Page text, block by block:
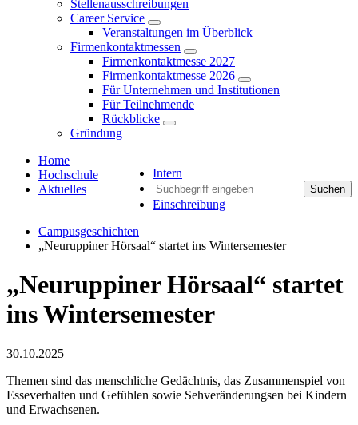
Stellenausschreibungen
Career Service
Veranstaltungen im Überblick
Firmenkontaktmessen
Firmenkontaktmesse 2027
Firmenkontaktmesse 2026
Für Unternehmen und Institutionen
Für Teilnehmende
Rückblicke
Gründung
Intern
Suchen
Einschreibung
Home
Hochschule
Aktuelles
Campusgeschichten
„Neuruppiner Hörsaal“ startet ins Wintersemester
„Neuruppiner Hörsaal“ startet
ins Wintersemester
30.10.2025
Themen sind das menschliche Gedächtnis, das Zusammenspiel von
Esseverhalten und Gefühlen sowie Sehveränderungsen bei Kindern
und Erwachsenen.